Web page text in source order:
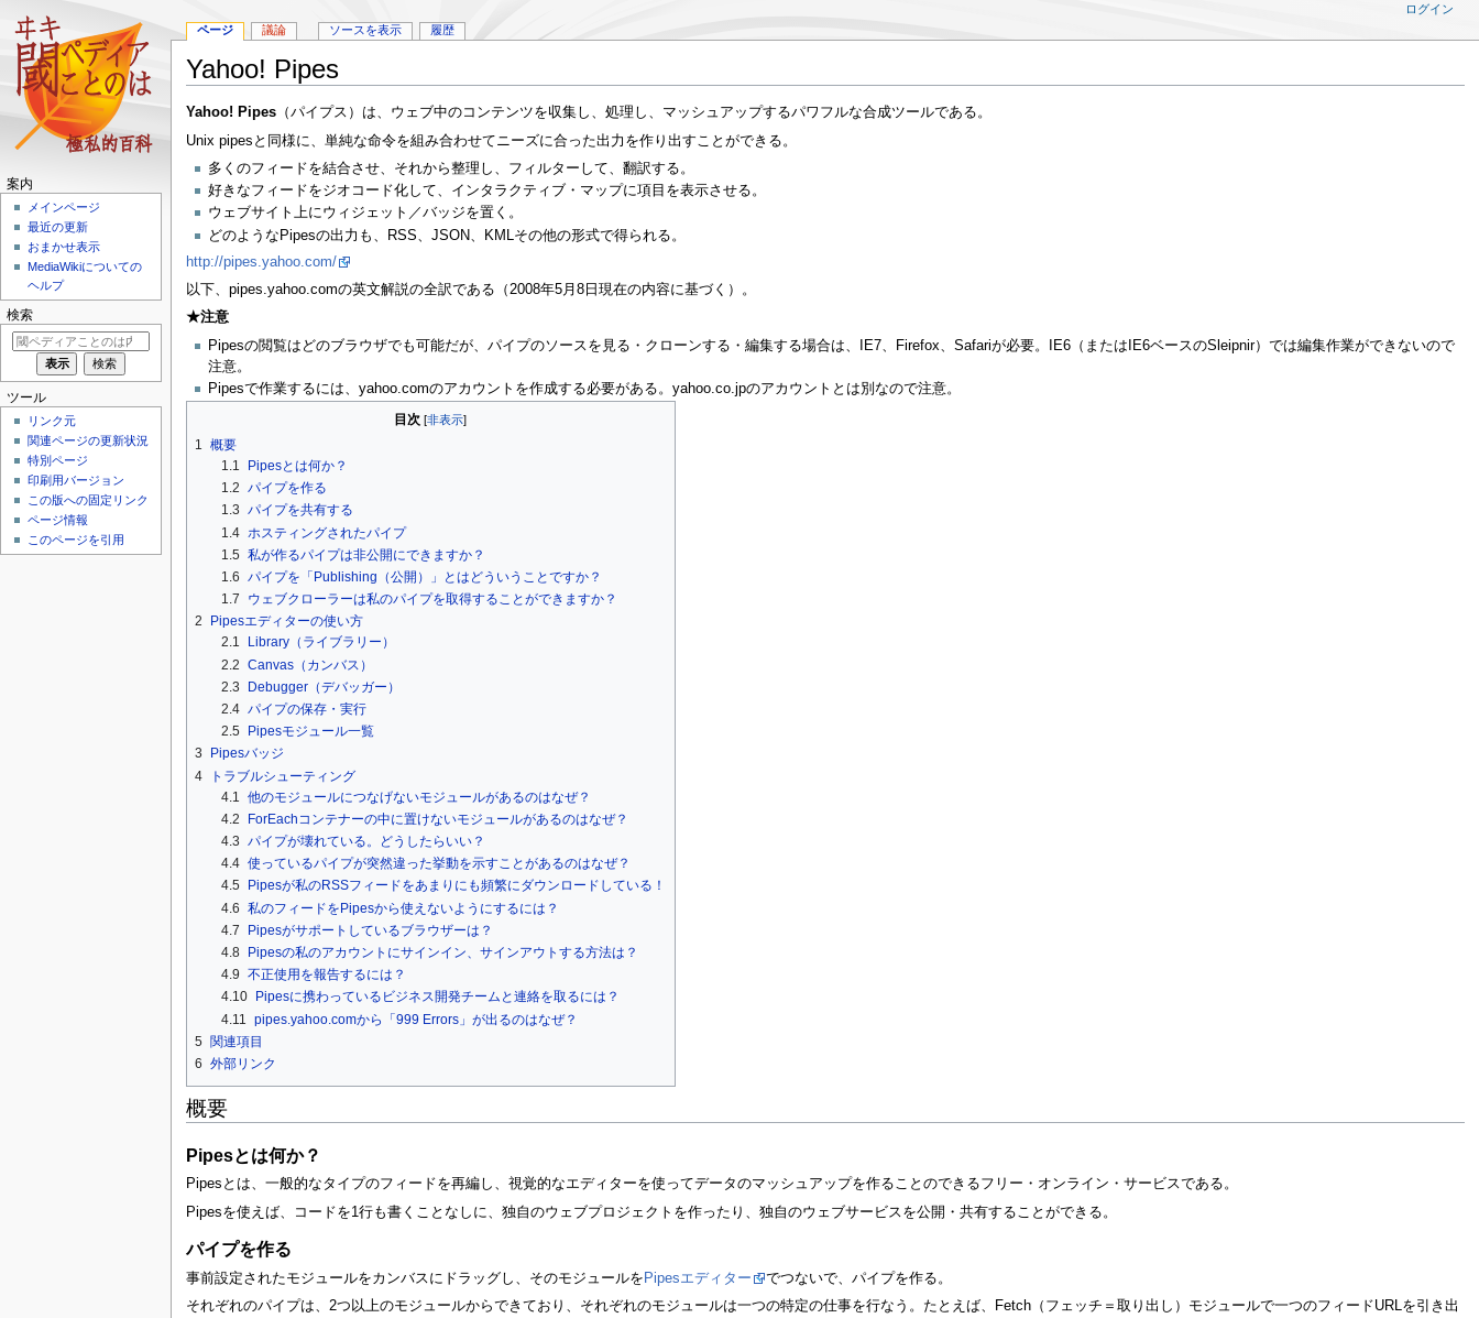
Yahoo! Pipes
ナ
ビ
ー
シ
ョ
ン
に
移
動
検
索
移
動
Yahoo! Pipes（パイプス）は、ウェブ中のコンテンツを収集し、処理し、マッシュアップするパワフルな合成ツールである。
Unix pipesと同様に、単純な命令を組み合わせてニーズに合った出力を作り出すことができる。
多くのフィードを結合させ、それから整理し、フィルターして、翻訳する。
好きなフィードをジオコード化して、インタラクティブ・マップに項目を表示させる。
ウェブサイト上にウィジェット／バッジを置く。
どのようなPipesの出力も、RSS、JSON、KMLその他の形式で得られる。
http://pipes.yahoo.com/
以下、pipes.yahoo.comの英文解説の全訳である（2008年5月8日現在の内容に基づく）。
★注意
Pipesの閲覧はどのブラウザでも可能だが、パイプのソースを見る・クローンする・編集する場合は、IE7、Firefox、Safariが必要。IE6（またはIE6ベースのSleipnir）では編集作業ができないので
注意。
Pipesで作業するには、yahoo.comのアカウントを作成する必要がある。yahoo.co.jpのアカウントとは別なので注意。
目次
1 概要
1.1
Pipesとは何か？
1.2 パイプを作る
1.3 パイプを共有する
1.4 ホスティングされたパイプ
1.5 私が作るパイプは非公開にできますか？
1.6 パイプを「Publishing（公開）」とはどういうことですか？
1.7
ウェブクローラーは私のパイプを取得することができますか？
2
Pipesエディターの使い方
2.1
Library（ライブラリー）
2.2 Canvas（カンバス）
2.3
Debugger（デバッガー）
2.4 パイプの保存・実行
2.5
Pipesモジュール一覧
3
Pipesバッジ
4
トラブルシューティング
4.1
他のモジュールにつなげないモジュールがあるのはなぜ？
4.2
ForEachコンテナーの中に置けないモジュールがあるのはなぜ？
4.3 パイプが壊れている。どうしたらいい？
4.4 使っているパイプが突然違った挙動を示すことがあるのはなぜ？
4.5
Pipesが私のRSSフィードをあまりにも頻繁にダウンロードしている！
4.6 私のフィードをPipesから使えないようにするには？
4.7
Pipesがサポートしているブラウザーは？
4.8
Pipesの私のアカウントにサインイン、サインアウトする方法は？
4.9 不正使用を報告するには？
4.10
Pipesに携わっているビジネス開発チームと連絡を取るには？
4.11
pipes.yahoo.comから「999 Errors」が出るのはなぜ？
5 関連項目
6 外部リンク
概要
Pipesとは何か？
Pipesとは、一般的なタイプのフィードを再編し、視覚的なエディターを使ってデータのマッシュアップを作ることのできるフリー・オンライン・サービスである。
Pipesを使えば、コードを1行も書くことなしに、独自のウェブプロジェクトを作ったり、独自のウェブサービスを公開・共有することができる。
パイプを作る
事前設定されたモジュールをカンバスにドラッグし、そのモジュールを Pipesエディター
でつないで、パイプを作る。
それぞれのパイプは、2つ以上のモジュールからできており、それぞれのモジュールは一つの特定の仕事を行なう。たとえば、Fetch（フェッチ＝取り出し）モジュールで一つのフィードURLを引き出
ページ 議論 ソースを表示 履歴
ログイン
案内
メインページ
最近の更新
おまかせ表示
MediaWikiについての
ヘルプ
検索
ツール
リンク元
関連ページの更新状況
特別ページ
印刷用バージョン
この版への固定リンク
ページ情報
このページを引用